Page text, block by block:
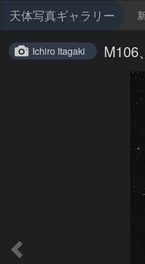
天体写真ギャラリー
Ichiro Itagaki M106